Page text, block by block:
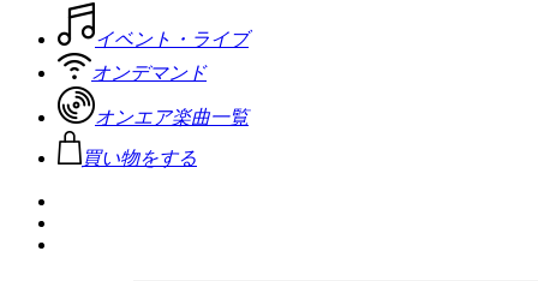
イベント・ライブ
オンデマンド
オンエア楽曲一覧
買い物をする